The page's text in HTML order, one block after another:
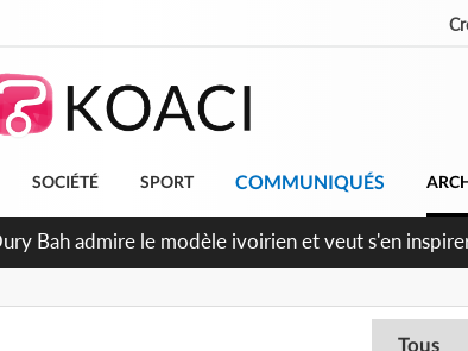
SOCIÉTÉ SPORT COMMUNIQUÉS
Bah admire le modèle ivoirien et veut s'en